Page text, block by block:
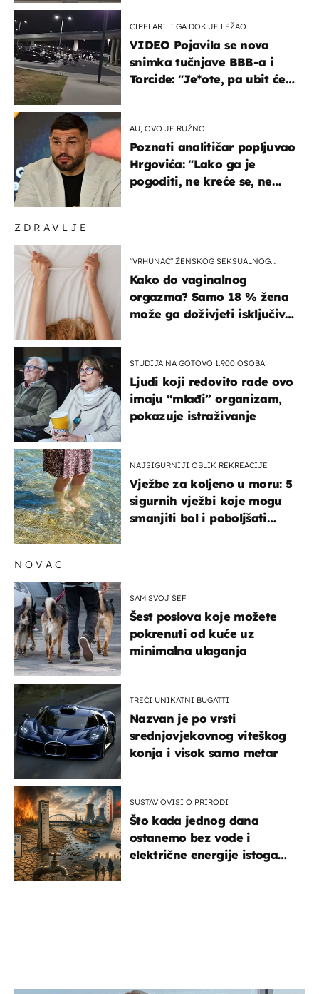
ZDRAVLJE
"VRHUNAC" ŽENSKOG SEKSUALNOG
Kako do vaginalnog
orgazma? Samo 18 % žena
može ga doživjeti isključivo
STUDIJA NA GOTOVO 1.900 OSOBA
Ljudi koji redovito rade ovo
imaju “mlađi” organizam,
pokazuje istraživanje
NAJSIGURNIJI OBLIK REKREACIJE
Vježbe za koljeno u moru: 5
sigurnih vježbi koje mogu
smanjiti bol i poboljšati
CIPELARILI GA DOK JE LEŽAO
VIDEO Pojavila se nova
snimka tučnjave BBB-a i
Torcide: "Je*ote, pa ubit će
AU, OVO JE RUŽNO
Poznati analitičar popljuvao
Hrgovića: "Lako ga je
pogoditi, ne kreće se, ne
NOVAC
SAM SVOJ ŠEF
Šest poslova koje možete
pokrenuti od kuće uz
minimalna ulaganja
TREĆI UNIKATNI BUGATTI
Nazvan je po vrsti
srednjovjekovnog viteškog
konja i visok samo metar
SUSTAV OVISI O PRIRODI
Što kada jednog dana
ostanemo bez vode i
električne energije istoga